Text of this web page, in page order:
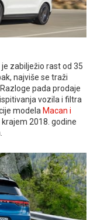
je zabilježio rast od 35
najviše se traži
pada prodaje
vozila i filtra
modela Macan i
krajem 2018. godine